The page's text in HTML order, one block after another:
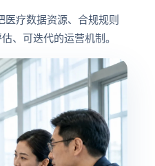
医疗数据资源、合规规则
、可迭代的运营机制。